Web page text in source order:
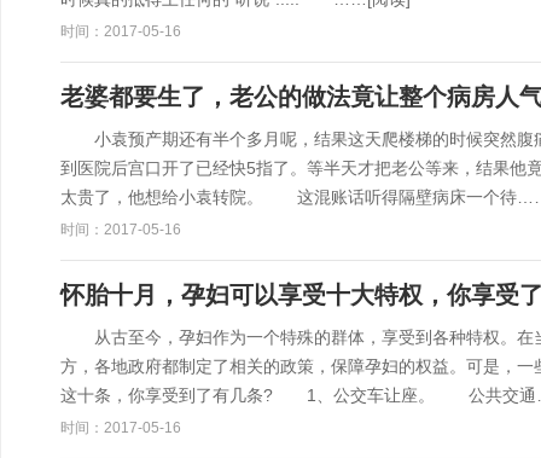
时间：2017-05-16
老婆都要生了，老公的做法竟让整个病房人
小袁预产期还有半个多月呢，结果这天爬楼梯的时候突然腹
到医院后宫口开了已经快5指了。等半天才把老公等来，结果他
太贵了，他想给小袁转院。 这混账话听得隔壁病床一个待
时间：2017-05-16
怀胎十月，孕妇可以享受十大特权，你享受
从古至今，孕妇作为一个特殊的群体，享受到各种特权。在
方，各地政府都制定了相关的政策，保障孕妇的权益。可是，
这十条，你享受到了有几条? 1、公交车让座。 公共交
时间：2017-05-16